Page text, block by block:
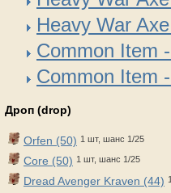
Heavy War
Common Item
Common Item
Дроп (drop)
Orfen (50) 1 шт, шанс 1/25
Core (50) 1 шт, шанс 1/25
Dread Avenger Kraven (44)